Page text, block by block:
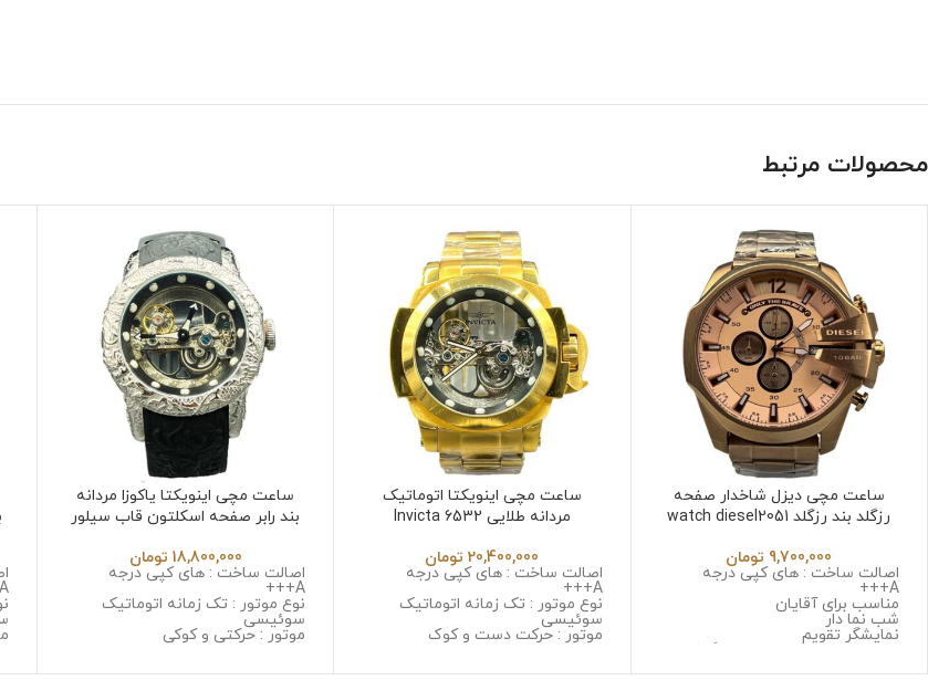
محصولات مرتبط
ساعت مچی دیزل شاخدار صفحه
رزگلد بند رزگلد watch diesel2051
9,700,000 تومان
اصالت ساخت : های کپی درجه
A+++
مناسب برای آقایان
شب نما دار
نمایشگر تقویم
نوع موتور : سه موتوره کرنوگراف
ساعت مچی اینویکتا اتوماتیک
مردانه طلایی Invicta 6532
20,400,000 تومان
اصالت ساخت : های کپی درجه
A+++
نوع موتور : تک زمانه اتوماتیک
سوئیسی
موتور : حرکت دست و کوک
ساعت مچی اینویکتا یاکوزا مردانه
بند رابر صفحه اسکلتون قاب سیلور
18,800,000 تومان
اصالت ساخت : های کپی درجه
A+++
نوع موتور : تک زمانه اتوماتیک
سوئیسی
موتور : حرکتی و کوکی
جنس قاب : استینلس استیل ضد
A+++